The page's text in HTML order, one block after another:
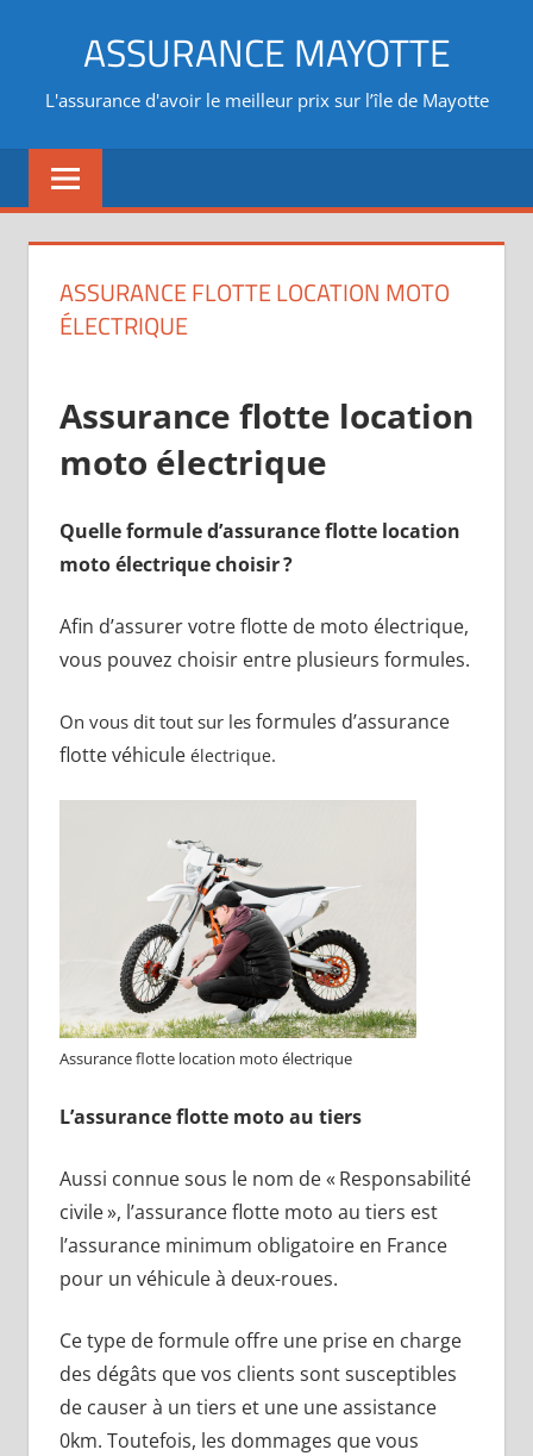
ASSURANCE MAYOTTE
L'assurance d'avoir le meilleur prix sur l’île de Mayotte
ASSURANCE FLOTTE LOCATION MOTO
ÉLECTRIQUE
Assurance flotte location
moto électrique
Quelle formule d’assurance flotte location
moto électrique choisir ?
Afin d’assurer votre flotte de moto électrique,
vous pouvez choisir entre plusieurs formules.
On vous dit tout sur les formules d’assurance
flotte véhicule électrique.
Assurance flotte location moto électrique
L’assurance flotte moto au tiers
Aussi connue sous le nom de « Responsabilité
civile », l’assurance flotte moto au tiers est
l’assurance minimum obligatoire en France
pour un véhicule à deux-roues.
Ce type de formule offre une prise en charge
des dégâts que vos clients sont susceptibles
de causer à un tiers et une une assistance
0km. Toutefois, les dommages que vous